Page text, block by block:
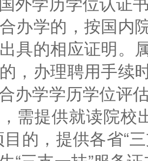
办学的，按国内
具的相应证明。
，办理聘用手续
办学学历学位评
需提供就读院
目的，提供各省“